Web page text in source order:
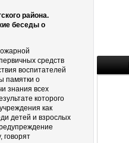
района.
беседы о
средств
воспитателей
памятки о
знания всех
которого
как
детей и взрослых
говорят